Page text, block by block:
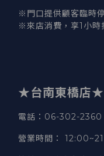
※門口提供顧客臨時
※來店消費，享1小時
★台南東橋店★
電話 ：06-302-2360
營業時間 ：